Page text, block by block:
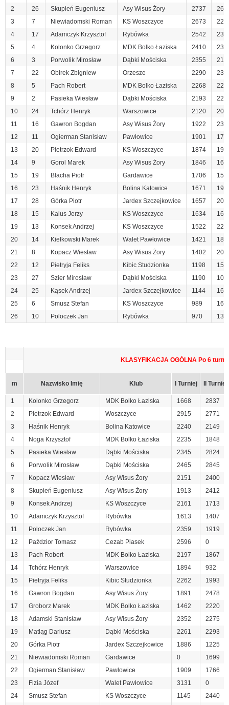
2
26 Skupień Eugeniusz Asy Wisus Żory 2737
26
3
7 Niewiadomski Roman KS Woszczyce 2673
22
4
17 Adamczyk Krzysztof Rybówka 2542
23
5
4 Kolonko Grzegorz MDK Bolko Łaziska 2410
23
6
3 Porwolik Mirosław Dąbki Mościska 2355
21
7
22 Obirek Zbigniew Orzesze 2290
23
8
5 Pach Robert MDK Bolko Łaziska 2268
22
9
2 Pasieka Wiesław Dąbki Mościska 2193
22
10
24 Tchórz Henryk Warszowice 2120
20
11
16 Gawron Bogdan Asy Wisus Żory 1922
23
12
11 Ogierman Stanisław Pawłowice 1901
17
13
20 Pietrzok Edward KS Woszczyce 1874
19
14
9 Gorol Marek Asy Wisus Żory 1846
16
15
19 Blacha Piotr Gardawice 1706
15
16
23 Haśnik Henryk Bolina Katowice 1671
19
17
28 Górka Piotr Jardex Szczejkowice 1657
20
18
15 Kalus Jerzy KS Woszczyce 1634
16
19
13 Konsek Andrzej KS Woszczyce 1522
22
20
14 Kiełkowski Marek Walet Pawłowice 1421
18
21
8 Kopacz Wiesław Asy Wisus Żory 1402
20
22
12 Pietryja Feliks Kibic Studzionka 1198
15
23
27 Szier Mirosław Dąbki Mościska 1190
10
24
25 Kąsek Andrzej Jardex Szczejkowice 1144
16
25
6 Smusz Stefan KS Woszczyce 989
16
26
10 Poloczek Jan Rybówka 970 13
KLASYFIKACJA OGÓLNA Po 6
m Nazwisko Imię Klub I Turniej II Turniej
1 Kolonko Grzegorz MDK Bolko Łaziska 1668
2837
2
Pietrzok Edward Woszczyce 2915
2771
3
Haśnik Henryk Bolina Katowice 2240
2149
4
Noga Krzysztof MDK Bolko Łaziska 2235
1848
5
Pasieka Wiesław Dąbki Mościska 2345
2824
6
Porwolik Mirosław Dąbki Mościska 2465
2845
7
Kopacz Wiesław Asy Wisus Żory 2151
2400
8
Skupień Eugeniusz Asy Wisus Żory 1913
2412
9
Konsek Andrzej KS Woszczyce 2161
1713
10
Adamczyk Krzysztof Rybówka 1613
1407
11
Poloczek Jan Rybówka 2359
1919
12
Paździor Tomasz Cezab Piasek 2596
0
13
Pach Robert MDK Bolko Łaziska 2197
1867
14
Tchórz Henryk Warszowice 1894
932
15
Pietryja Feliks Kibic Studzionka 2262
1993
16
Gawron Bogdan Asy Wisus Żory 1891
2478
17
Groborz Marek MDK Bolko Łaziska 1462
2220
18
Adamski Stanisław Asy Wisus Żory 2352
2275
19
Matląg Dariusz Dąbki Mościska 2261
2293
20
Górka Piotr Jardex Szczejkowice 1886
1225
21
Niewiadomski Roman Gardawice 0
1699
22
Ogierman Stanisław Pawłowice 1909
1766
23
Fizia Józef Walet Pawłowice 3131
0
24
Smusz Stefan KS Woszczyce 1145
2440